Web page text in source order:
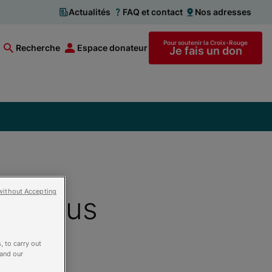
Actualités FAQ et contact Nos adresses
Recherche Espace donateur Pour soutenir la Croix-Rouge
Je fais un don
Tous
to carry out
our
Accepting